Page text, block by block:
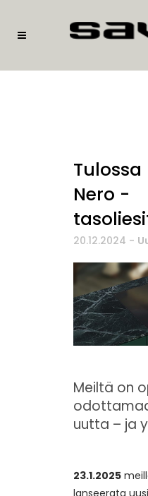
Tulossa
Nero -
20.12.2024 -
Meiltä on
uutta – ja
23.1.2025
lanseerata uusi